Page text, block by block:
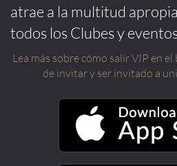
atrae a la multitud
todos los Clubes y
Lea más sobre cómo salir VIP en
de invitar y ser invitado a